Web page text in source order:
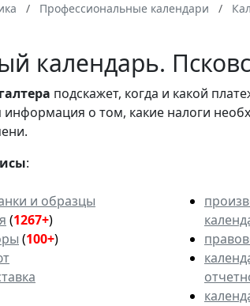
Профессиональные календари
календарь.
подскажет, когда и какой
информация о том, какие налоги
:
и образцы
(1267+)
(100+)